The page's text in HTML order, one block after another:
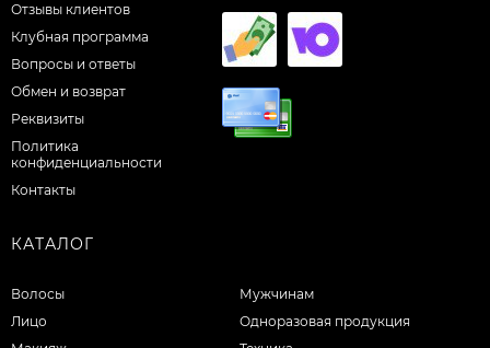
Отзывы клиентов
Клубная программа
Вопросы и ответы
Обмен и возврат
Реквизиты
Политика
конфиденциальности
Контакты
КАТАЛОГ
Волосы
Лицо
Мужчинам
Одноразовая продукция